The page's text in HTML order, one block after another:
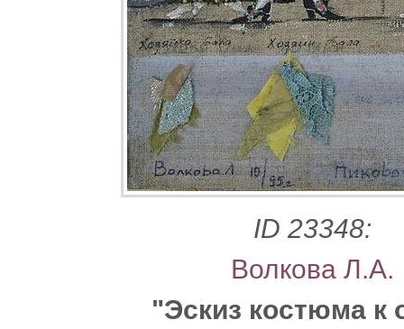
ID 23348:
Волкова Л.А.
"Эскиз костюма к